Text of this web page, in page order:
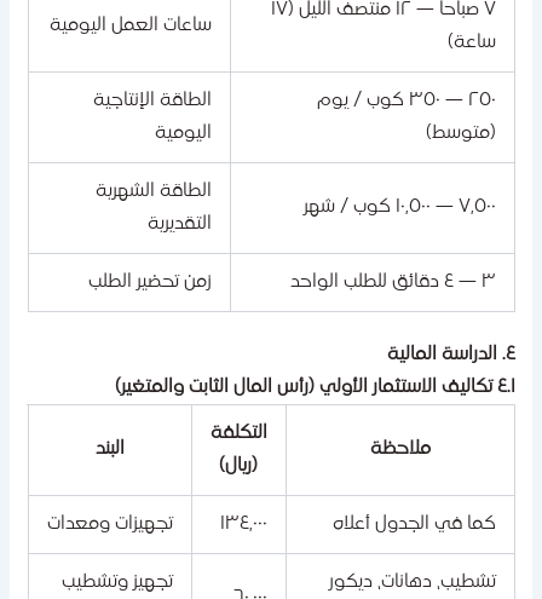
٧ صباحاً — ١٢ منتصف الليل (١٧
ساعة)
ساعات العمل اليومية
٢٥٠ — ٣٥٠ كوب / يوم
(متوسط)
الطاقة الإنتاجية
اليومية
٧,٥٠٠ — ١٠,٥٠٠ كوب / شهر
الطاقة الشهرية
التقديرية
زمن تحضير الطلب
ملاحظة
التكلفة
(ريال)
كما في الجدول أعلاه ١٣٤,٠٠٠ تجهيزات ومعدات
تشطيب، دهانات، ديكور
تجهيز وتشطيب